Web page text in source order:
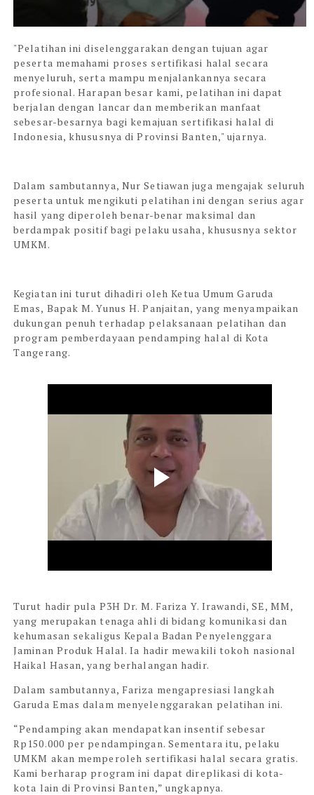
"Pelatihan ini diselenggarakan dengan tujuan agar
peserta memahami proses sertifikasi halal secara
menyeluruh, serta mampu menjalankannya secara
profesional. Harapan besar kami, pelatihan ini dapat
berjalan dengan lancar dan memberikan manfaat
sebesar-besarnya bagi kemajuan sertifikasi halal di
Indonesia, khususnya di Provinsi Banten," ujarnya.
Dalam sambutannya, Nur Setiawan juga mengajak seluruh
peserta untuk mengikuti pelatihan ini dengan serius agar
hasil yang diperoleh benar-benar maksimal dan
berdampak positif bagi pelaku usaha, khususnya sektor
UMKM.
Kegiatan ini turut dihadiri oleh Ketua Umum Garuda
Emas, Bapak M. Yunus H. Panjaitan, yang menyampaikan
dukungan penuh terhadap pelaksanaan pelatihan dan
program pemberdayaan pendamping halal di Kota
Tangerang.
Turut hadir pula P3H Dr. M. Fariza Y. Irawandi, SE, MM,
yang merupakan tenaga ahli di bidang komunikasi dan
kehumasan sekaligus Kepala Badan Penyelenggara
Jaminan Produk Halal. Ia hadir mewakili tokoh nasional
Haikal Hasan, yang berhalangan hadir.
Dalam sambutannya, Fariza mengapresiasi langkah
Garuda Emas dalam menyelenggarakan pelatihan ini.
“Pendamping akan mendapatkan insentif sebesar
Rp150.000 per pendampingan. Sementara itu, pelaku
UMKM akan memperoleh sertifikasi halal secara gratis.
Kami berharap program ini dapat direplikasi di kota-
kota lain di Provinsi Banten,” ungkapnya.